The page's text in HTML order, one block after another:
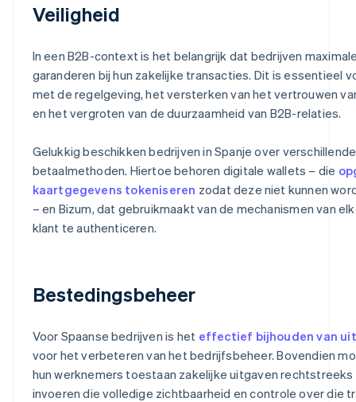
Veiligheid
In een B2B-context is het belangrijk dat bedrijven
garanderen bij hun zakelijke transacties. Dit is essentieel
met de regelgeving, het versterken van het vertrouwen
en het vergroten van de duurzaamheid van B2B-relaties.
Gelukkig beschikken bedrijven in Spanje over
betaalmethoden. Hiertoe behoren digitale wallets – die
kaartgegevens tokeniseren zodat deze niet kunnen
– en Bizum, dat gebruikmaakt van de mechanismen van
klant te authenticeren.
Bestedingsbeheer
Voor Spaanse bedrijven is het effectief bijhouden van
voor het verbeteren van het bedrijfsbeheer. Bovendien
hun werknemers toestaan zakelijke uitgaven
invoeren die volledige zichtbaarheid en controle over die